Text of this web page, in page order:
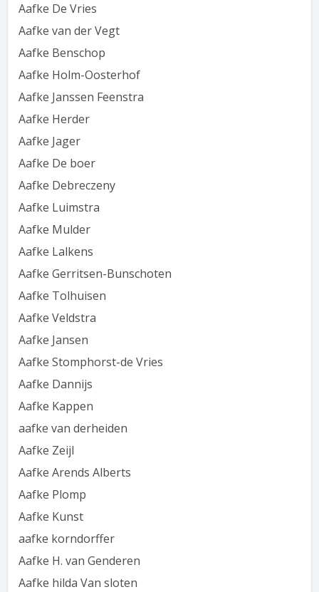
Aafke De Vries
Aafke van der Vegt
Aafke Benschop
Aafke Holm-Oosterhof
Aafke Janssen Feenstra
Aafke Herder
Aafke Jager
Aafke De boer
Aafke Debreczeny
Aafke Luimstra
Aafke Mulder
Aafke Lalkens
Aafke Gerritsen-Bunschoten
Aafke Tolhuisen
Aafke Veldstra
Aafke Jansen
Aafke Stomphorst-de Vries
Aafke Dannijs
Aafke Kappen
aafke van derheiden
Aafke Zeijl
Aafke Arends Alberts
Aafke Plomp
Aafke Kunst
aafke korndorffer
Aafke H. van Genderen
Aafke hilda Van sloten